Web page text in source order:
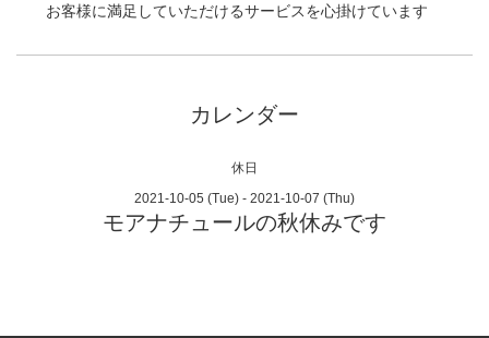
お客様に満足していただけるサービスを心掛けています
カレンダー
休日
2021-10-05 (Tue) - 2021-10-07 (Thu)
モアナチュールの秋休みです